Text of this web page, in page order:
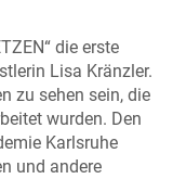
die erste
Lisa Kränzler.
zu sehen sein, die
wurden. Den
Karlsruhe
und andere